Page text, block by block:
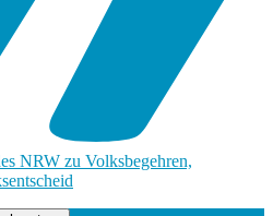
NRW zu Volksbegehren,